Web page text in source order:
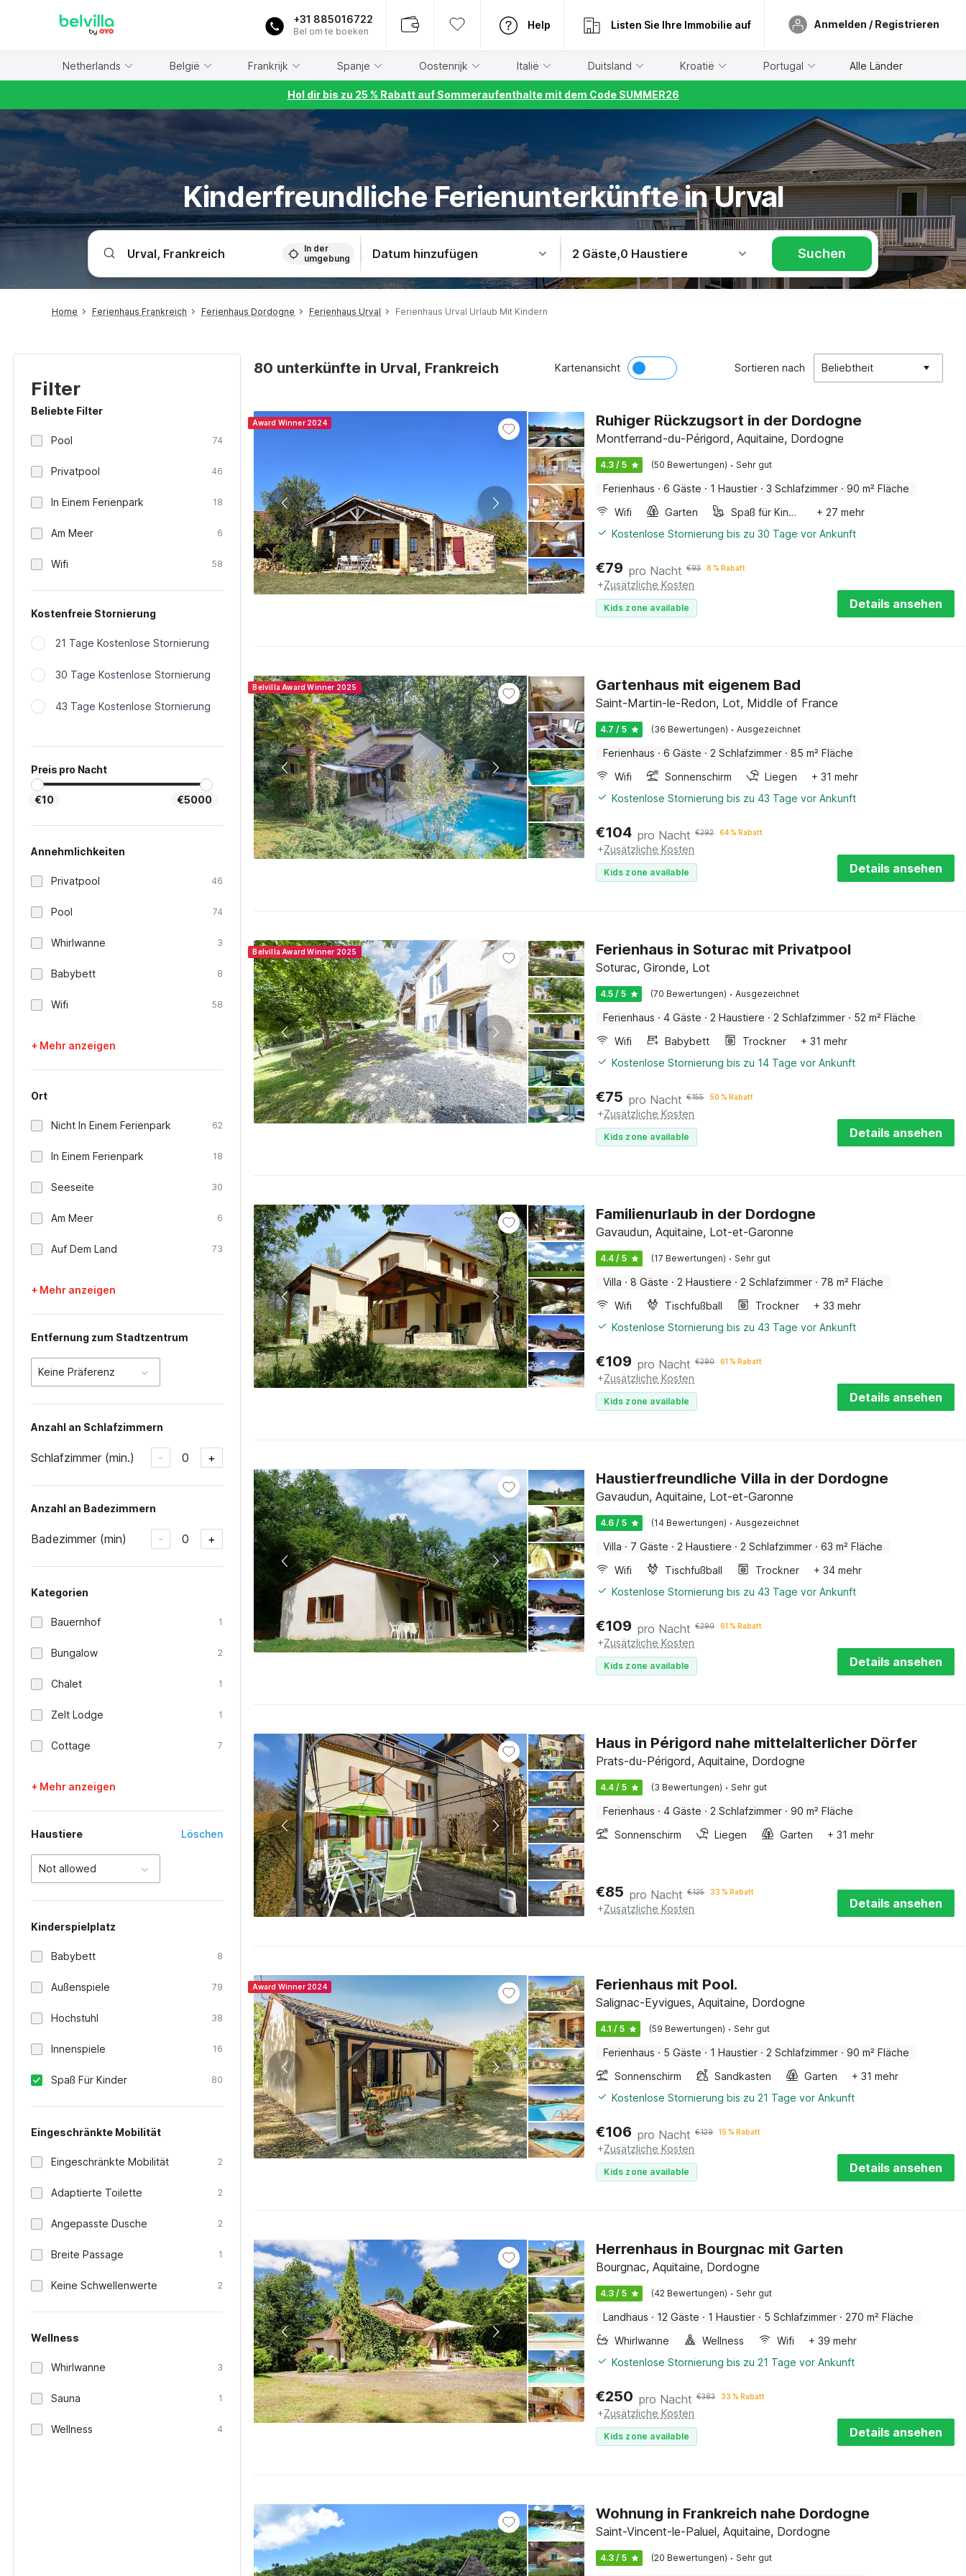
+31 885016722
Bel om te boeken
Help Listen Sie Ihre Immobilie auf Anmelden / Registrieren
Netherlands België Frankrijk Spanje Oostenrijk Italië Duitsland Kroatië Portugal Alle Länder
Hol dir bis zu 25 % Rabatt auf Sommeraufenthalte mit dem Code SUMMER26
Kinderfreundliche Ferienunterkünfte in Urval
In der
umgebung
Datum hinzufügen 2 Gäste,0 Haustiere Suchen
Home Ferienhaus Frankreich Ferienhaus Dordogne Ferienhaus Urval Ferienhaus Urval Urlaub Mit Kindern
Filter
Beliebte Filter
Pool 74
Privatpool 46
In Einem Ferienpark 18
Am Meer 6
Wifi 58
Kostenfreie Stornierung
21 Tage Kostenlose Stornierung
30 Tage Kostenlose Stornierung
43 Tage Kostenlose Stornierung
Preis pro Nacht
€10 €5000
Annehmlichkeiten
Privatpool 46
Pool 74
Whirlwanne 3
Babybett 8
Wifi 58
+ Mehr anzeigen
Ort
Nicht In Einem Ferienpark 62
In Einem Ferienpark 18
Seeseite 30
Am Meer 6
Auf Dem Land 73
+ Mehr anzeigen
Entfernung zum Stadtzentrum
Keine Präferenz
Anzahl an Schlafzimmern
Schlafzimmer (min.) - 0 +
Anzahl an Badezimmern
Badezimmer (min) - 0 +
Kategorien
Bauernhof 1
Bungalow 2
Chalet 1
Zelt Lodge 1
Cottage 7
+ Mehr anzeigen
Haustiere Löschen
Not allowed
Kinderspielplatz
Babybett 8
Außenspiele 79
Hochstuhl 38
Innenspiele 16
Spaß Für Kinder 80
Eingeschränkte Mobilität
Eingeschränkte Mobilität 2
Adaptierte Toilette 2
Angepasste Dusche 2
Breite Passage 1
Keine Schwellenwerte 2
Wellness
Whirlwanne 3
Sauna 1
Wellness 4
80 unterkünfte in Urval, Frankreich Kartenansicht Sortieren nach Beliebtheit
Award Winner 2024 Ruhiger Rückzugsort in der Dordogne
Montferrand-du-Périgord, Aquitaine, Dordogne
4.3 / 5 (50 Bewertungen) · Sehr gut
Ferienhaus · 6 Gäste · 1 Haustier · 3 Schlafzimmer · 90 m² Fläche
Wifi
Garten Spaß für Kinder
+ 27 mehr
Kostenlose Stornierung bis zu 30 Tage vor Ankunft
€79 pro Nacht €93 8 % Rabatt
+Zusätzliche Kosten
Kids zone available Details ansehen
Belvilla Award Winner 2025 Gartenhaus mit eigenem Bad
Saint-Martin-le-Redon, Lot, Middle of France
4.7 / 5 (36 Bewertungen) · Ausgezeichnet
Ferienhaus · 6 Gäste · 2 Schlafzimmer · 85 m² Fläche
Wifi
Sonnenschirm Liegen
+ 31 mehr
Kostenlose Stornierung bis zu 43 Tage vor Ankunft
€104 pro Nacht €292 64 % Rabatt
+Zusätzliche Kosten
Kids zone available Details ansehen
Belvilla Award Winner 2025 Ferienhaus in Soturac mit Privatpool
Soturac, Gironde, Lot
4.5 / 5 (70 Bewertungen) · Ausgezeichnet
Ferienhaus · 4 Gäste · 2 Haustiere · 2 Schlafzimmer · 52 m² Fläche
Wifi
Babybett Trockner
+ 31 mehr
Kostenlose Stornierung bis zu 14 Tage vor Ankunft
€75 pro Nacht €155 50 % Rabatt
+Zusätzliche Kosten
Kids zone available Details ansehen
Familienurlaub in der Dordogne
Gavaudun, Aquitaine, Lot-et-Garonne
4.4 / 5 (17 Bewertungen) · Sehr gut
Villa · 8 Gäste · 2 Haustiere · 2 Schlafzimmer · 78 m² Fläche
Wifi
Tischfußball Trockner
+ 33 mehr
Kostenlose Stornierung bis zu 43 Tage vor Ankunft
€109 pro Nacht €290 61 % Rabatt
+Zusätzliche Kosten
Kids zone available Details ansehen
Haustierfreundliche Villa in der Dordogne
Gavaudun, Aquitaine, Lot-et-Garonne
4.6 / 5 (14 Bewertungen) · Ausgezeichnet
Villa · 7 Gäste · 2 Haustiere · 2 Schlafzimmer · 63 m² Fläche
Wifi
Tischfußball Trockner
+ 34 mehr
Kostenlose Stornierung bis zu 43 Tage vor Ankunft
€109 pro Nacht €290 61 % Rabatt
+Zusätzliche Kosten
Kids zone available Details ansehen
Haus in Périgord nahe mittelalterlicher Dörfer
Prats-du-Périgord, Aquitaine, Dordogne
4.4 / 5 (3 Bewertungen) · Sehr gut
Ferienhaus · 4 Gäste · 2 Schlafzimmer · 90 m² Fläche
Sonnenschirm
Liegen Garten + 31 mehr
€85 pro Nacht €125 33 % Rabatt
+Zusätzliche Kosten Details ansehen
Award Winner 2024 Ferienhaus mit Pool.
Salignac-Eyvigues, Aquitaine, Dordogne
4.1 / 5 (59 Bewertungen) · Sehr gut
Ferienhaus · 5 Gäste · 1 Haustier · 2 Schlafzimmer · 90 m² Fläche
Sonnenschirm
Sandkasten Garten
+ 31 mehr
Kostenlose Stornierung bis zu 21 Tage vor Ankunft
€106 pro Nacht €129 15 % Rabatt
+Zusätzliche Kosten
Kids zone available Details ansehen
Herrenhaus in Bourgnac mit Garten
Bourgnac, Aquitaine, Dordogne
4.3 / 5 (42 Bewertungen) · Sehr gut
Landhaus · 12 Gäste · 1 Haustier · 5 Schlafzimmer · 270 m² Fläche
Whirlwanne
Wellness Wifi
+ 39 mehr
Kostenlose Stornierung bis zu 21 Tage vor Ankunft
€250 pro Nacht €383 33 % Rabatt
+Zusätzliche Kosten
Kids zone available Details ansehen
Wohnung in Frankreich nahe Dordogne
Saint-Vincent-le-Paluel, Aquitaine, Dordogne
4.3 / 5 (20 Bewertungen) · Sehr gut